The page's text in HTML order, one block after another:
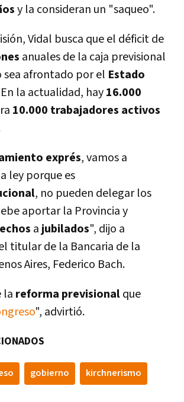
y la consideran un "saqueo".
Vidal busca que el déficit de
anuales de la caja previsional
sea afrontado por el Estado
la actualidad, hay16.000
10.000 trabajadores activos
exprés, vamos a
ley porque es
, no pueden delegar los
aportar la Provincia y
ajubilados", dijo a
titular de la Bancaria de la
Aires, Federico Bach.
la reforma previsionalque
", advirtió.
gobierno kirchnerismo